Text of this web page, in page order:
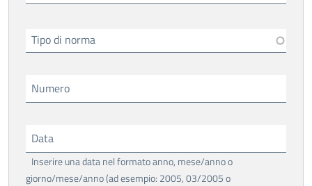
Tipo di norma
Numero
Data
Inserire una data nel formato anno, mese/anno o
giorno/mese/anno (ad esempio: 2005, 03/2005 o